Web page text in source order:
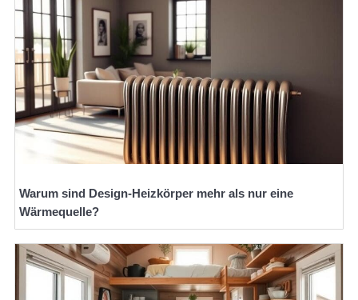
Warum sind Design-Heizkörper mehr als nur eine
Wärmequelle?